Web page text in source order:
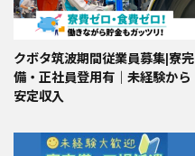
クボタ筑波期間従業員募集|寮完
備・正社員登用有｜未経験から
安定収入